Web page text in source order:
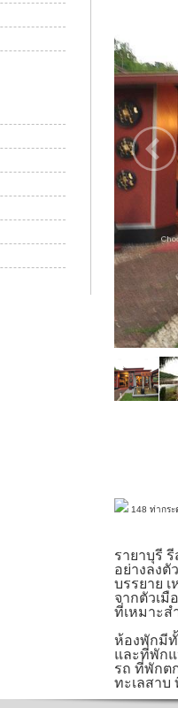
148 ท่ากร
รายาบุรี
อย่างลง
บรรยาย
จากตัวเ
ที่เหมาะส
ห้องพักมี
และที่พักแ
รถ ที่พักต
ทะเลสาบ